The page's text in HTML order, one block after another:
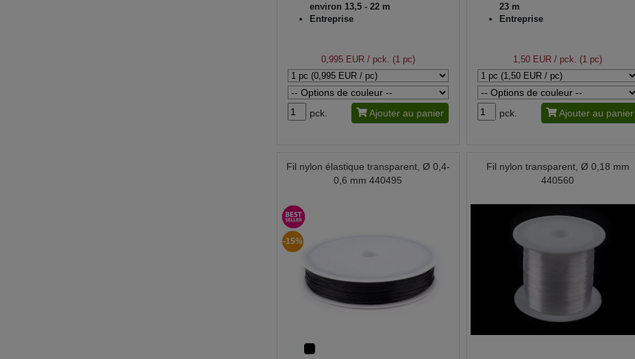
environ 13,5 - 22 m
Entreprise
0,995 EUR/ pck. (1 pc)
pck. Ajouter au panier
23 m
Entreprise
1,50 EUR / pck. (1 pc)
pck. Ajouter au panier
Fil nylon élastique transparent, Ø 0,4-
0,6 mm 440495
-15%
Fil nylon transparent, Ø 0,18 mm
440560